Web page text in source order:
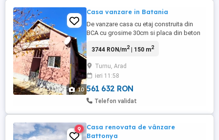
10
Casa vanzare in Batania
De vanzare casa cu etaj construita din
BCA cu grosime 30cm si placa din beton
B tania la doar 6 km de fosta vama Turnu
camere,la parter este un hol in forma de L
cu doua intrari(ambele intrari au usi
metalice,iar la cea din ...
3744 RON/m2| 150 m2
Turnu, Arad
ieri 11:58
561 632 RON
Telefon validat
9
Casa renovata de vânzare
Battonya